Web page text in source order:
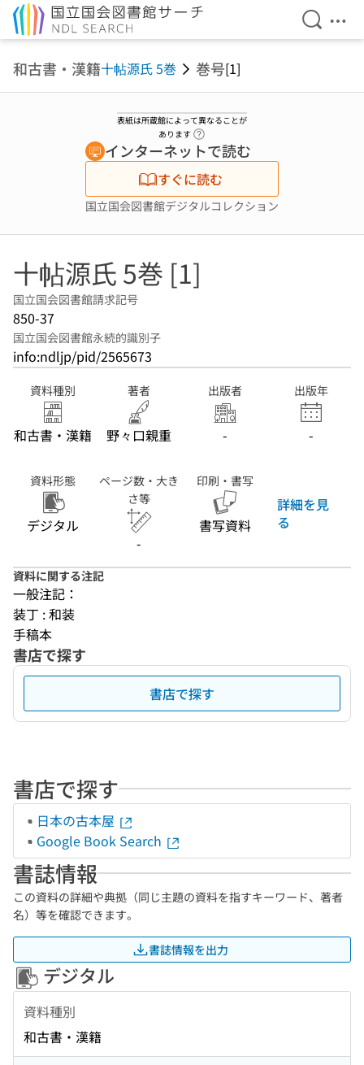
検索を
メ
和古書・漢籍十帖源氏 5巻 巻号[1]
表紙は所蔵館によって異なることが
あります
インターネットで読む
すぐに読む
国立国会図書館デジタルコレクション
十帖源氏 5巻 [1]
国立国会図書館請求記号
850-37
国立国会図書館永続的識別子
info:ndljp/pid/2565673
資料種別
和古書・漢籍
著者
野々口親重
出版者
-
出版年
-
資料形態
デジタル
ページ数・大き
さ等
-
印刷・書写
書写資料
詳細を見
る
資料に関する注記
一般注記：
装丁 : 和装
手稿本
書店で探す
書店で探す
書店で探す
日本の古本屋
Google Book Search
書誌情報
この資料の詳細や典拠（同じ主題の資料を指すキーワード、著者
名）等を確認できます。
書誌情報を出力
デジタル
資料種別
和古書・漢籍